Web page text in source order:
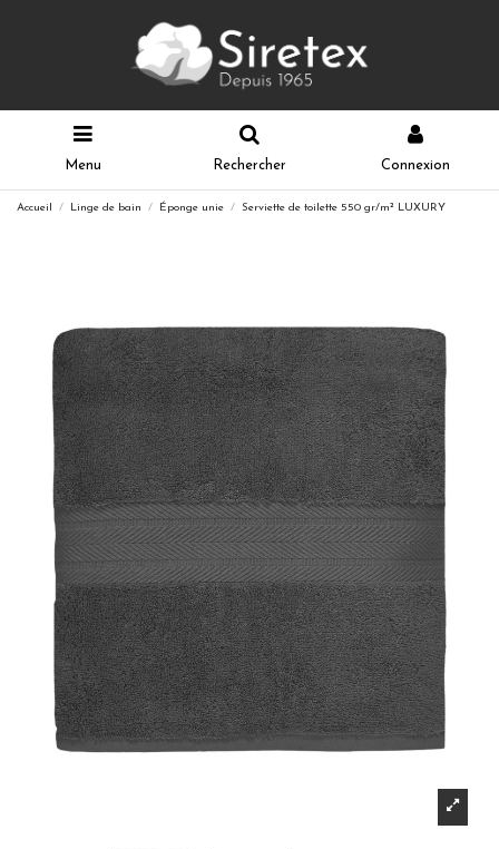
Menu Rechercher Connexion
Accueil Linge de bain Éponge unie Serviette de toilette 550 gr/m² LUXURY